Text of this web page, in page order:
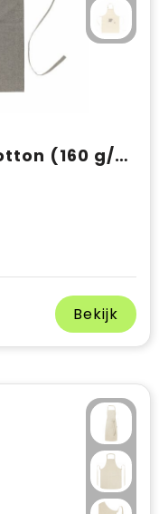
Cocina GRS Recycled Cotton (160 g/m²) schort
Bekijk